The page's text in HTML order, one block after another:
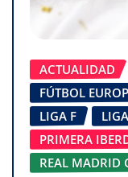
ACTUALIDAD
FÚTBOL
LIGA F
PRIMERA
REAL MADRID